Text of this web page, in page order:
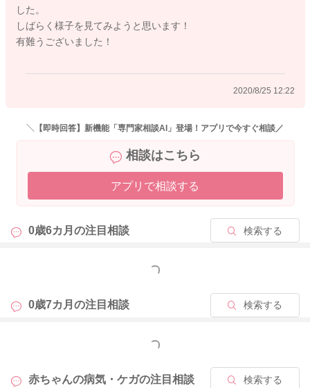
と思いました。
よかったら参考になさってみてください。
2020/8/25 8:41
した。
しばらく様子を見てみようと思います！
有難うございました！
2020/8/25 12:22
＼【即時回答】新機能「専門家相談AI」登場！アプリで今すぐ相談／
相談はこちら
アプリで相談する
0歳6カ月の注目相談 検索する
もっと見る
0歳7カ月の注目相談 検索する
もっと見る
赤ちゃんの病気・ケガの注目相談 検索する